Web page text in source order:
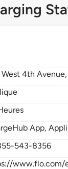
West 4th
App,
543-8356
www.flo.com/